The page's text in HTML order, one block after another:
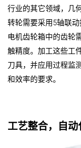
行业的其它领域，几
转轮需要采用5轴联
电机齿轮箱中的齿轮
触精度。加工这些工
刀具，并应用过程监
和效率的要求。
工艺整合，自